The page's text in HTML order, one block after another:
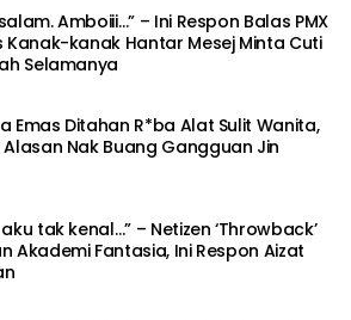
Amboiii…” – Ini Respon Balas PMX
Kanak-kanak Hantar Mesej Minta Cuti
Selamanya
Emas Ditahan R*ba Alat Sulit Wanita,
Alasan Nak Buang Gangguan Jin
tak kenal…” – Netizen ‘Throwback’
Akademi Fantasia, Ini Respon Aizat